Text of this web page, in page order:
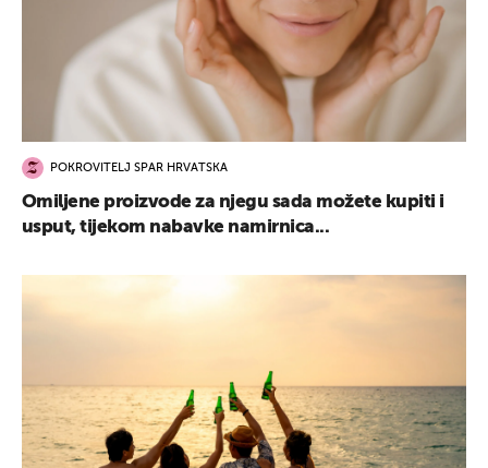
POKROVITELJ SPAR HRVATSKA
Omiljene proizvode za njegu sada možete kupiti i
usput, tijekom nabavke namirnica...